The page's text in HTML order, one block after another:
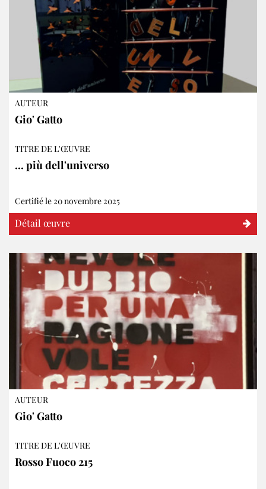
AUTEUR
Gio' Gatto
TITRE DE L'ŒUVRE
... più dell'universo
Certifié le 20 novembre 2025
Détail œuvre
AUTEUR
Gio' Gatto
TITRE DE L'ŒUVRE
Rosso Fuoco 215